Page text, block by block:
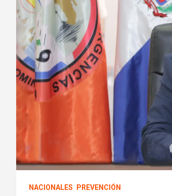
NACIONALES PREVENCIÓN